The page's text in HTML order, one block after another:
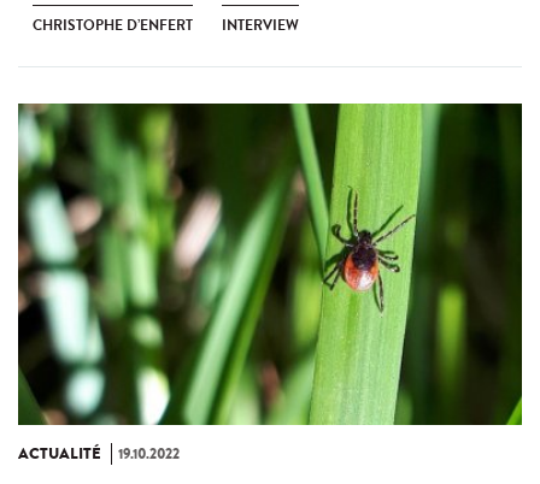
CHRISTOPHE D’ENFERT INTERVIEW
ACTUALITÉ 19.10.2022